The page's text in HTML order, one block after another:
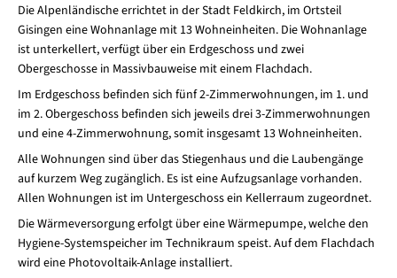
Die Alpenländische errichtet in der Stadt Feldkirch, im Ortsteil
Gisingen eine Wohnanlage mit 13 Wohneinheiten. Die Wohnanlage
ist unterkellert, verfügt über ein Erdgeschoss und zwei
Obergeschosse in Massivbauweise mit einem Flachdach.
Im Erdgeschoss befinden sich fünf 2-Zimmerwohnungen, im 1. und
im 2. Obergeschoss befinden sich jeweils drei 3-Zimmerwohnungen
und eine 4-Zimmerwohnung, somit insgesamt 13 Wohneinheiten.
Alle Wohnungen sind über das Stiegenhaus und die Laubengänge
auf kurzem Weg zugänglich. Es ist eine Aufzugsanlage vorhanden.
Allen Wohnungen ist im Untergeschoss ein Kellerraum zugeordnet.
Die Wärmeversorgung erfolgt über eine Wärmepumpe, welche den
Hygiene-Systemspeicher im Technikraum speist. Auf dem Flachdach
wird eine Photovoltaik-Anlage installiert.